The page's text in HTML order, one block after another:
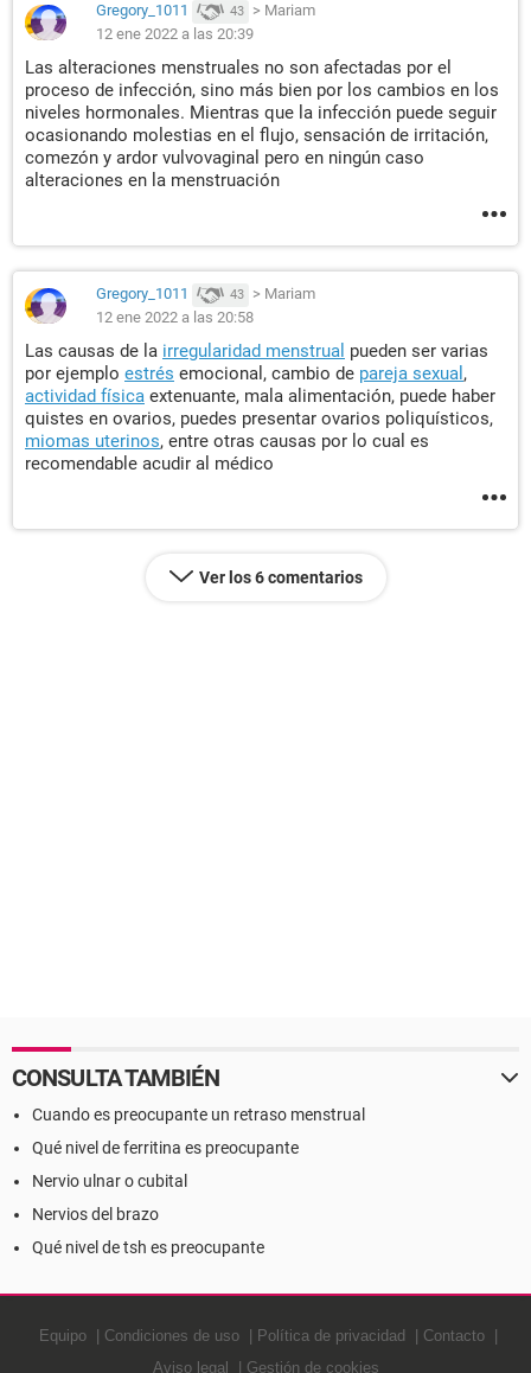
Gregory_1011 43 > Mariam
12 ene 2022 a las 20:39
Las alteraciones menstruales no son afectadas por el
proceso de infección, sino más bien por los cambios en los
niveles hormonales. Mientras que la infección puede seguir
ocasionando molestias en el flujo, sensación de irritación,
comezón y ardor vulvovaginal pero en ningún caso
alteraciones en la menstruación
Gregory_1011 43 > Mariam
12 ene 2022 a las 20:58
Las causas de la irregularidad menstrual pueden ser varias
por ejemplo estrés emocional, cambio de pareja sexual ,
actividad física extenuante, mala alimentación, puede haber
quistes en ovarios, puedes presentar ovarios poliquísticos,
miomas uterinos, entre otras causas por lo cual es
recomendable acudir al médico
Ver los 6 comentarios
CONSULTA TAMBIÉN
Cuando es preocupante un retraso menstrual
Qué nivel de ferritina es preocupante
Nervio ulnar o cubital
Nervios del brazo
Qué nivel de tsh es preocupante
Equipo Condiciones de uso Política de privacidad
Contacto
Aviso legal
Gestión de cookies